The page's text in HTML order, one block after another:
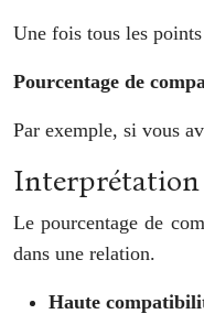
Une fois tous les
Pourcentage de
Par exemple, si vous
Interprétation
Le pourcentage de
dans une relation.
Haute